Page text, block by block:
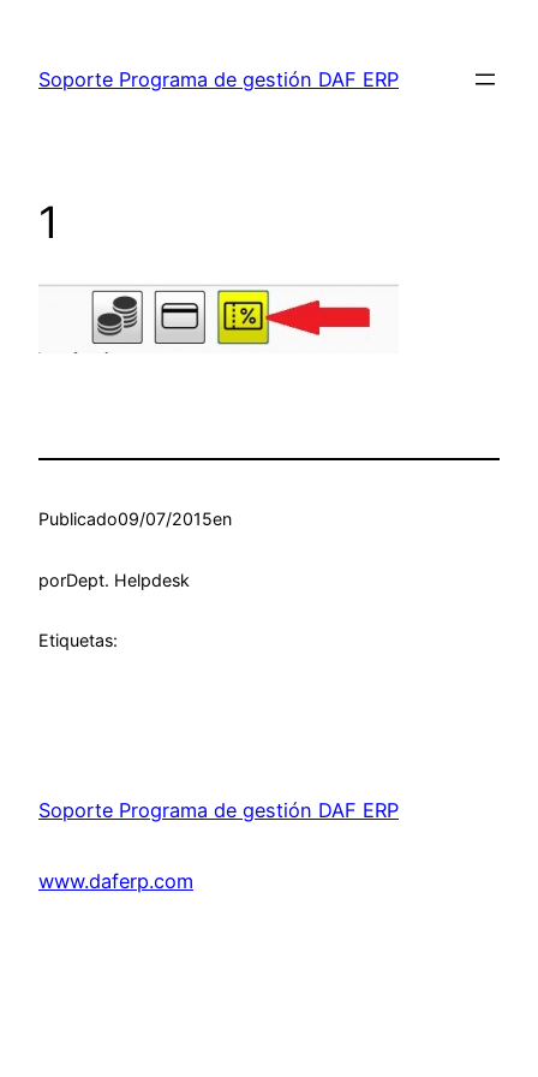
contenido
Soporte Programa de gestión DAF ERP
1
Publicado09/07/2015en
porDept. Helpdesk
Etiquetas:
Soporte Programa de gestión DAF ERP
www.daferp.com